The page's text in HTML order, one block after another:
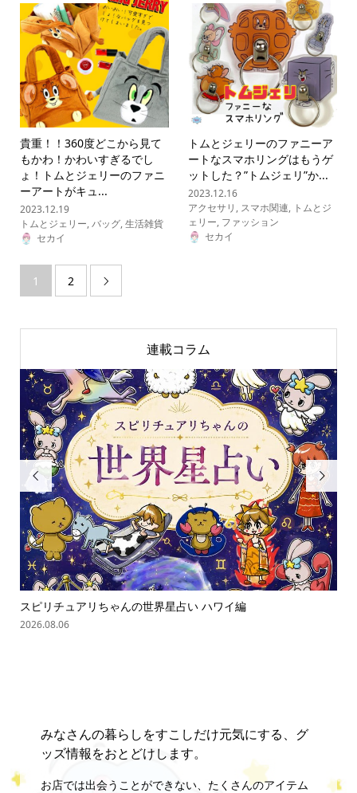
貴重！！360度どこから見て
もかわ！かわいすぎるでし
ょ！トムとジェリーのファニ
ーアートがキュ...
2023.12.19
トムとジェリー,バッグ,生活雑貨
セカイ
トムとジェリーのファニーア
ートなスマホリングはもうゲ
ットした？”トムジェリ”か...
2023.12.16
アクセサリ , スマホ関連, トムとジ
ェリー, ファッション
セカイ
1 2 
連載コラム

スピリチュアリちゃんの世界星占い ハワイ編
2026.08.06

みなさんの暮らしをすこしだけ元気にする、グ
ッズ情報をおとどけします。
お店では出会うことができない、たくさんのアイテム